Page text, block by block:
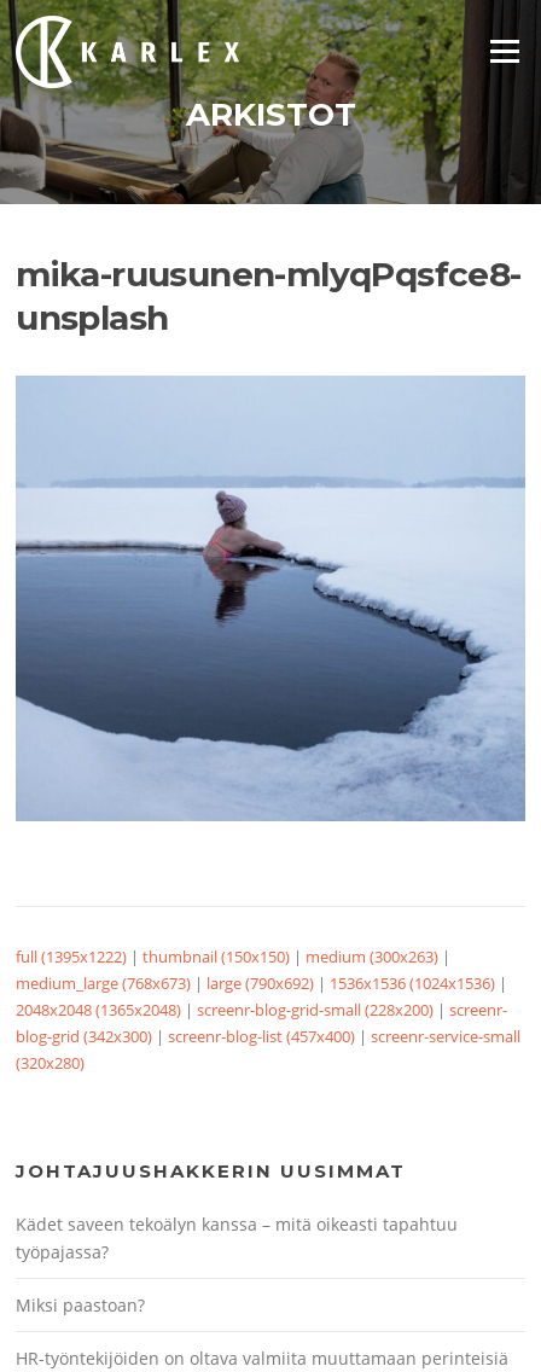
Siirry
suoraan
sisältöön
Valikko
ARKISTOT
mika-ruusunen-mlyqPqsfce8-
unsplash
full (1395x1222) |thumbnail (150x150) | medium (300x263) |
medium_large (768x673) | large (790x692) | 1536x1536 (1024x1536) |
2048x2048 (1365x2048) |screenr-blog-grid-small (228x200) |screenr-
blog-grid (342x300) |screenr-blog-list (457x400) |screenr-service-small
(320x280)
JOHTAJUUSHAKKERIN UUSIMMAT
Kädet saveen tekoälyn kanssa – mitä oikeasti tapahtuu
työpajassa?
Miksi paastoan?
HR-työntekijöiden on oltava valmiita muuttamaan perinteisiä